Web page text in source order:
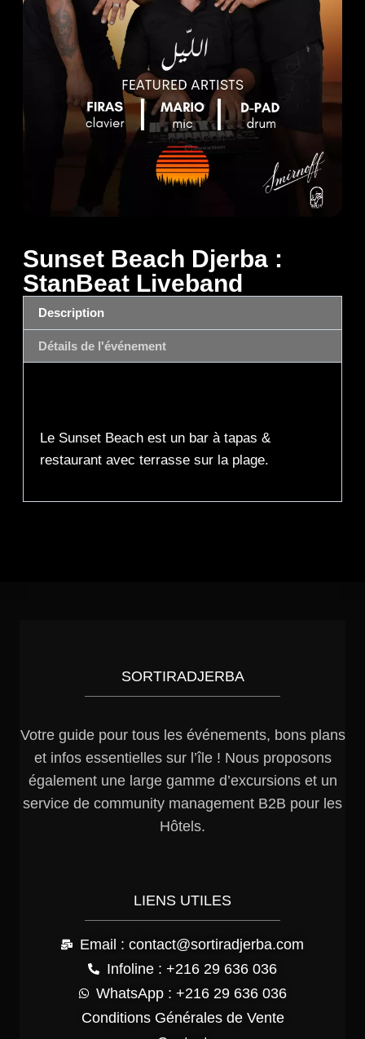
Sunset Beach Djerba :
StanBeat Liveband
Description
Détails de l'événement
Le Sunset Beach est un bar à tapas &
restaurant avec terrasse sur la plage.
SORTIRADJERBA
Votre guide pour tous les événements, bons plans
et infos essentielles sur l’île ! Nous proposons
également une large gamme d’excursions et un
service de community management B2B pour les
Hôtels.
LIENS UTILES
Email : contact@sortiradjerba.com
Infoline : +216 29 636 036
WhatsApp : +216 29 636 036
Conditions Générales de Vente